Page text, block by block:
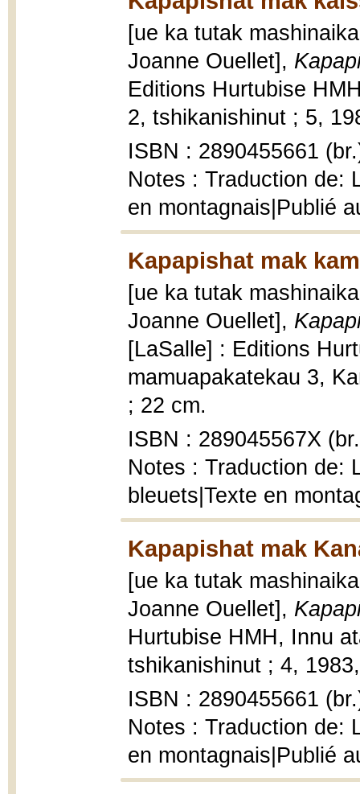
[ue ka tutak
Joanne Ouellet],
Editions Hurtubise
2, tshikanishinut ; 5,
ISBN : 2890455661
Notes : Traduction de:
en montagnais|Publié
Kapapishat mak
[ue ka tutak
Joanne Ouellet],
[LaSalle] : Editions
mamuapakatekau 3,
; 22 cm.
ISBN : 289045567X
Notes : Traduction de:
bleuets|Texte en
Kapapishat mak
[ue ka tutak
Joanne Ouellet],
Hurtubise HMH, Innu
tshikanishinut ; 4,
ISBN : 2890455661
Notes : Traduction de:
en montagnais|Publié